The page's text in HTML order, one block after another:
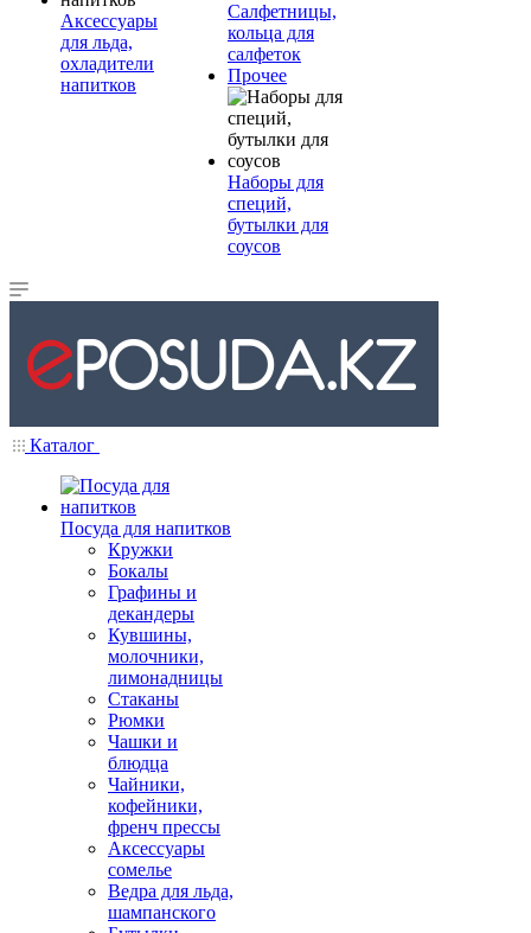
Аксессуары
для льда,
охладители
напитков
Салфетницы,
кольца для
салфеток
Прочее
Наборы для
специй,
бутылки для
соусов
Каталог
Посуда для напитков
Кружки
Бокалы
Графины и
декандеры
Кувшины,
молочники,
лимонадницы
Стаканы
Рюмки
Чашки и
блюдца
Чайники,
кофейники,
френч прессы
Аксессуары
сомелье
Ведра для льда,
шампанского